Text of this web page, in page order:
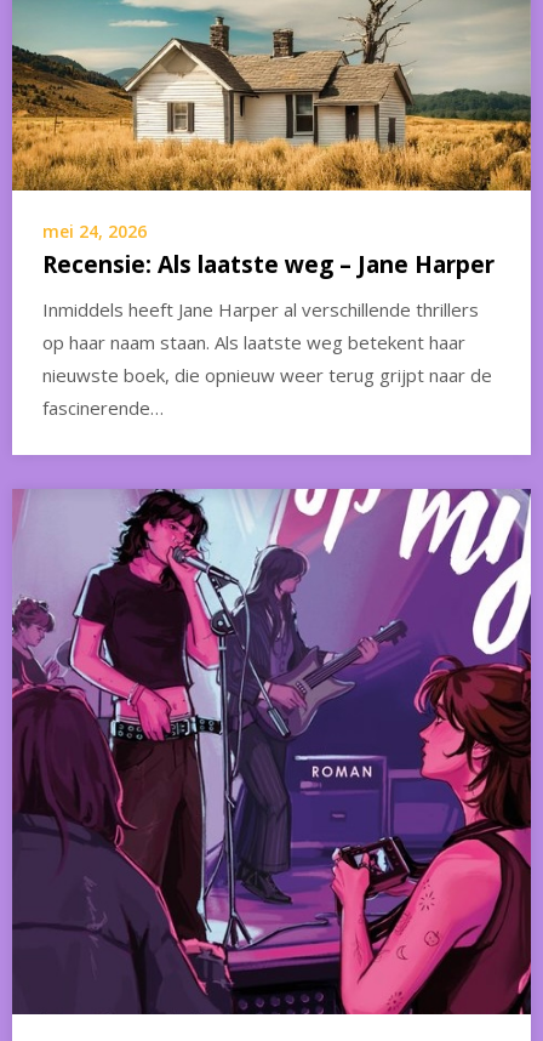
mei 24, 2026
Recensie: Als laatste weg – Jane Harper
Inmiddels heeft Jane Harper al verschillende thrillers
op haar naam staan. Als laatste weg betekent haar
nieuwste boek, die opnieuw weer terug grijpt naar de
fascinerende…